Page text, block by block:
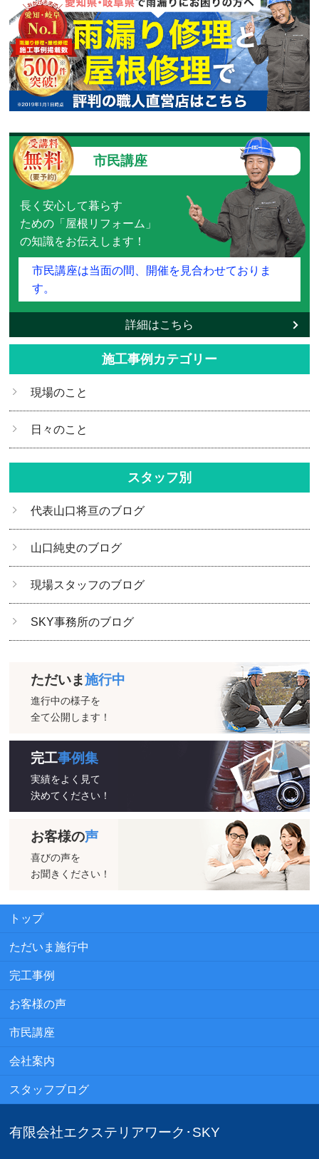
市民講座
長く安心して暮らす
ための「屋根リフォーム」
の知識をお伝えします！
市民講座は当面の間、開催を見合わせておりま
す。
詳細はこちら
施工事例カテゴリー
現場のこと
日々のこと
スタッフ別
代表山口将亘のブログ
山口純史のブログ
現場スタッフのブログ
SKY事務所のブログ
ただいま施行中
進行中の様子を
全て公開します！
完工事例集
実績をよく見て
決めてください！
お客様の声
喜びの声を
お聞きください！
トップ
ただいま施行中
完工事例
お客様の声
市民講座
会社案内
スタッフブログ
有限会社エクステリアワーク･SKY